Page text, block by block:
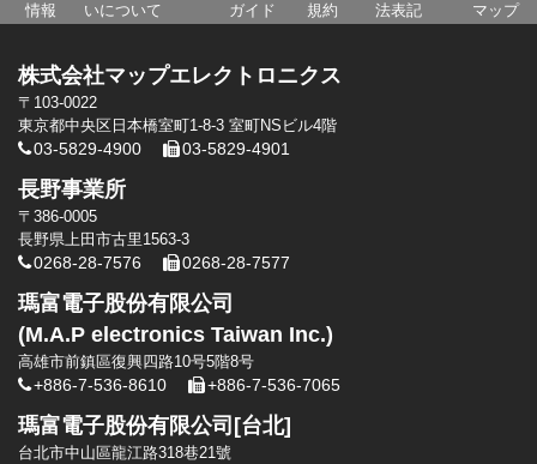
情報
いについて
ガイド
規約
法表記
マップ
株式会社マップエレクトロニクス
〒103-0022
東京都中央区日本橋室町1-8-3 室町NSビル4階
03-5829-4900 03-5829-4901
長野事業所
〒386-0005
長野県上田市古里1563-3
0268-28-7576 0268-28-7577
瑪富電子股份有限公司
(M.A.P electronics Taiwan Inc.)
高雄市前鎮區復興四路10号5階8号
+886-7-536-8610 +886-7-536-7065
瑪富電子股份有限公司[台北]
台北市中山區龍江路318巷21號